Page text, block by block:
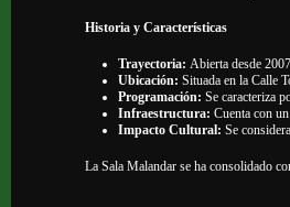
Historia y Características
Trayectoria: Abierta desde
Ubicación: Situada en la Calle
Programación: Se caracteriza
Infraestructura: Cuenta con
Impacto Cultural: Se
La Sala Malandar se ha consolidado